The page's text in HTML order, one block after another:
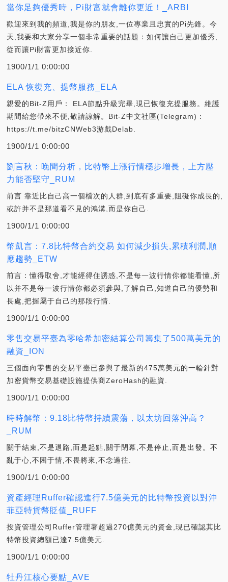
當你足夠優秀時，Pi財富就會離你更近！_ARBI
歡迎來到我的頻道,我是你的朋友,一位專業且忠實的Pi先鋒。今
天,我要和大家分享一個非常重要的話題：如何讓自己更加優秀,
從而讓Pi財富更加接近你.
1900/1/1 0:00:00
ELA 恢復充、提幣服務_ELA
親愛的Bit-Z用戶： ELA節點升級完畢,現已恢復充提服務。維護
期間給您帶來不便,敬請諒解。Bit-Z中文社區(Telegram)：
https://t.me/bitzCNWeb3游戲Delab.
1900/1/1 0:00:00
劉言秋：晚間分析，比特幣上漲行情穩步增長，上方壓
力能否堅守_RUM
前言 靠近比自己高一個檔次的人群,到底有多重要,阻礙你成長的,
或許并不是那道看不見的鴻溝,而是你自己.
1900/1/1 0:00:00
幣凱言：7.8比特幣合約交易 如何減少損失,累積利潤,順
應趨勢_ETW
前言：懂得取舍,才能經得住誘惑,不是每一波行情你都能看懂,所
以并不是每一波行情你都必須參與,了解自己,知道自己的優勢和
長處,把握屬于自己的那段行情.
1900/1/1 0:00:00
零售交易平臺為零哈希加密結算公司籌集了500萬美元的
融資_ION
三個面向零售的交易平臺已參與了最新的475萬美元的一輪針對
加密貨幣交易基礎設施提供商ZeroHash的融資.
1900/1/1 0:00:00
時時解幣：9.18比特幣持續震蕩，以太坊回落沖高？
_RUM
關于結束,不是退路,而是起點,關于閉幕,不是停止,而是出發。不
亂于心,不困于情,不畏將來,不念過往.
1900/1/1 0:00:00
資產經理Ruffer確認進行7.5億美元的比特幣投資以對沖
菲亞特貨幣貶值_RUFF
投資管理公司Ruffer管理著超過270億美元的資金,現已確認其比
特幣投資總額已達7.5億美元.
1900/1/1 0:00:00
牡丹江核心要點_AVE